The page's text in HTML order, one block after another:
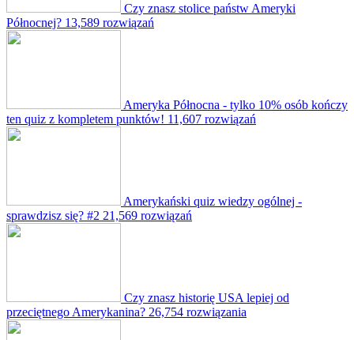
Czy znasz stolice państw Ameryki
Północnej? 13,589 rozwiązań
Ameryka Północna - tylko 10% osób kończy
ten quiz z kompletem punktów! 11,607 rozwiązań
Amerykański quiz wiedzy ogólnej -
sprawdzisz się? #2 21,569 rozwiązań
Czy znasz historię USA lepiej od
przeciętnego Amerykanina? 26,754 rozwiązania